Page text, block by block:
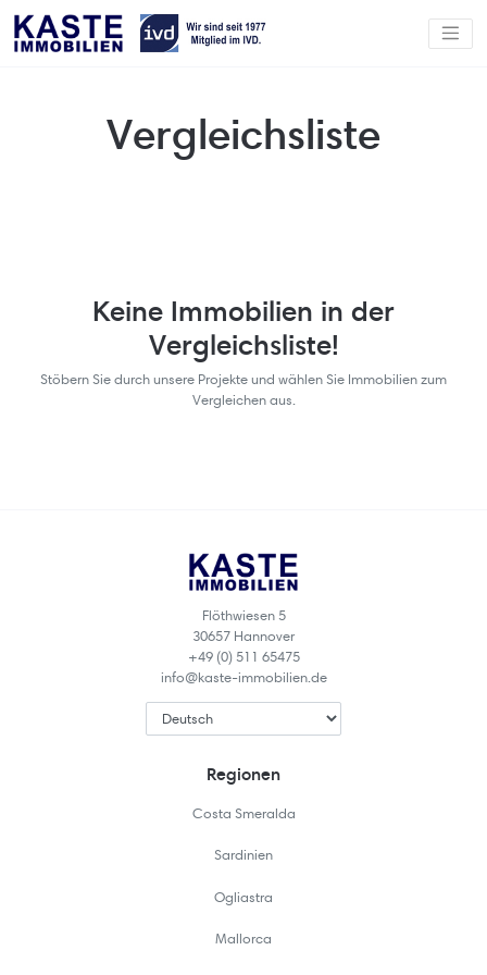
Vergleichsliste
Keine Immobilien in der
Vergleichsliste!
Stöbern Sie durch unsere Projekte und wählen Sie Immobilien zum
Vergleichen aus.
Flöthwiesen 5
30657 Hannover
+49 (0) 511 65475
info@kaste-immobilien.de
Regionen
Costa Smeralda
Sardinien
Ogliastra
Mallorca